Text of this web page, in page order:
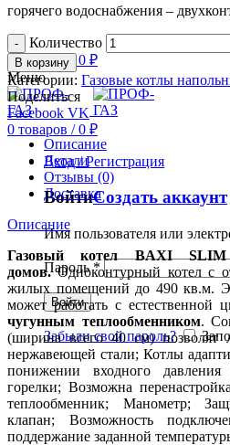
0товаров 0 ₽
Меню
0 товаров / 0 ₽
Вход / Регистрация
ВойтиСоздать аккаунт
Имя пользователя или
Пароль*
Войти
Забыли свой пароль?
горячего водоснабжения –
Количество
В корзину
Категории: Газовые котлы
Поделиться
Facebook VK
Описание
Детали
Отзывы (0)
Доставка
Описание
Газовый котел BAXI
домов.Одноконтурный котел с
жилых помещений до 490 кв.м.
может работать с естественной
чугунным теплообменником.
(ширина всего 40 см) позволят
нержавеющей стали; Котлы
понижении входного
горелки; Возможна
теплообменник; Манометр;
клапан; Возможность
поддержание заданной